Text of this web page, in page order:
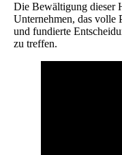
Die Bewältigung dieser
Unternehmen, das volle
und fundierte
zu treffen.